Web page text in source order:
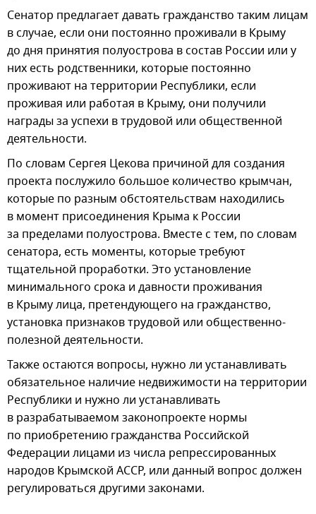
Сенатор предлагает давать гражданство таким лицам
в случае, если они постоянно проживали в Крыму
до дня принятия полуострова в состав России или у
них есть родственники, которые постоянно
проживают на территории Республики, если
проживая или работая в Крыму, они получили
награды за успехи в трудовой или общественной
деятельности.
По словам Сергея Цекова причиной для создания
проекта послужило большое количество крымчан,
которые по разным обстоятельствам находились
в момент присоединения Крыма к России
за пределами полуострова. Вместе с тем, по словам
сенатора, есть моменты, которые требуют
тщательной проработки. Это установление
минимального срока и давности проживания
в Крыму лица, претендующего на гражданство,
установка признаков трудовой или общественно-
полезной деятельности.
Также остаются вопросы, нужно ли устанавливать
обязательное наличие недвижимости на территории
Республики и нужно ли устанавливать
в разрабатываемом законопроекте нормы
по приобретению гражданства Российской
Федерации лицами из числа репрессированных
народов Крымской АССР, или данный вопрос должен
регулироваться другими законами.